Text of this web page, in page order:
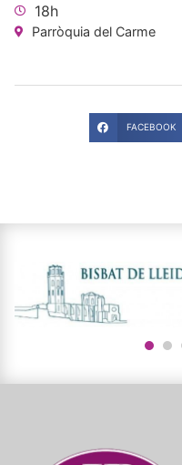
18h
Parròquia del Carme
FACEBOOK